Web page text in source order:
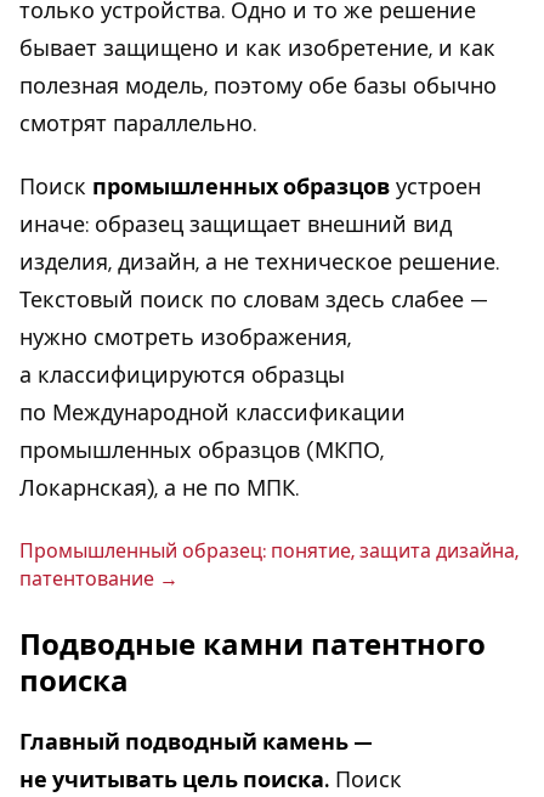
только устройства. Одно и то же решение
бывает защищено и как изобретение, и как
полезная модель, поэтому обе базы обычно
смотрят параллельно.
Поиск промышленных образцов устроен
иначе: образец защищает внешний вид
изделия, дизайн, а не техническое решение.
Текстовый поиск по словам здесь слабее —
нужно смотреть изображения,
а классифицируются образцы
по Международной классификации
промышленных образцов (МКПО,
Локарнская), а не по МПК.
Про­мыш­лен­ный образец: понятие, защита дизайна,
па­тен­то­ва­ние
Подводные камни патентного
поиска
Главный подводный камень —
не учитывать цель поиска. Поиск